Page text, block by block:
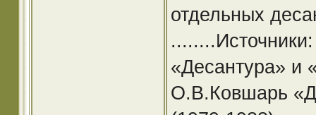
отдельных
«Десантура» и
О.В.Ковшарь